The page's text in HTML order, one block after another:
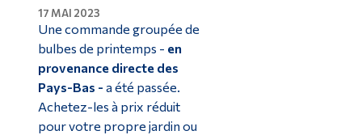
17 MAI 2023
Une commande groupée de
bulbes de printemps - en
provenance directe des
Pays-Bas - a été passée.
Achetez-les à prix réduit
pour votre propre jardin ou